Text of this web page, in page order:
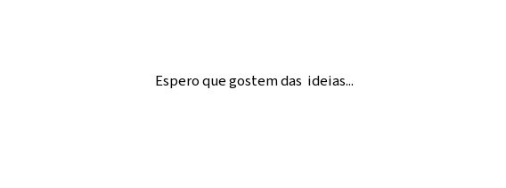
Espero que gostem das ideias...